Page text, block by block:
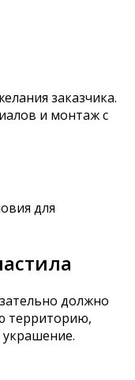
заказчика.
и монтаж с
для
должно
территорию,